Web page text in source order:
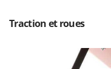
Minox
More than chef
Traction et roues